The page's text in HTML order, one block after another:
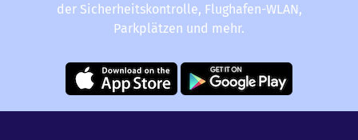
der Sicherheitskontrolle, Flughafen-WLAN,
Parkplätzen und mehr.